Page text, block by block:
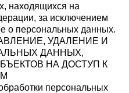
находящихся на
за исключением
о персональных данных.
УДАЛЕНИЕ И
ДАННЫХ,
НА ДОСТУП К
персональных